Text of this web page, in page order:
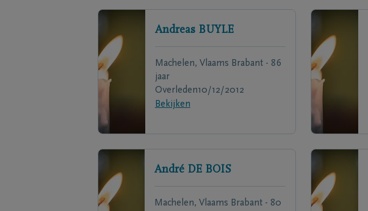
Andreas BUYLE
Machelen, Vlaams Brabant - 86
jaar
Overleden10/12/2012
Bekijken
André DE BOIS
Machelen, Vlaams Brabant - 80